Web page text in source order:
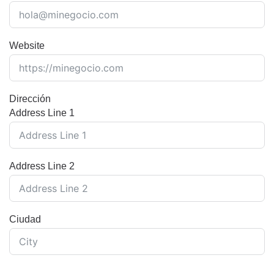
Website
Dirección
Address Line 1
Address Line 2
Ciudad